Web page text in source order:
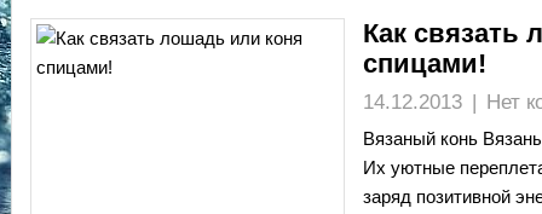
Как связать
спицами!
14.12.2013 | Нет
Вязаный конь
Их уютные
заряд позитивной